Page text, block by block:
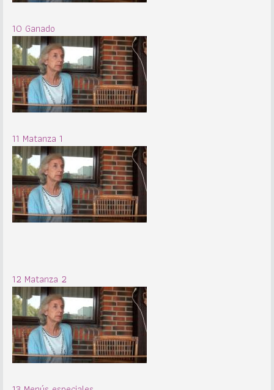
10 Ganado
11 Matanza 1
12 Matanza 2